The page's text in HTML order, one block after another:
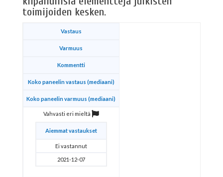
toimijoiden kesken.
Vastaus
Varmuus
Kommentti
Koko paneelin vastaus (mediaani)
Koko paneelin varmuus (mediaani)
Vahvasti eri mieltä
Aiemmat vastaukset
Ei vastannut
2021-12-07